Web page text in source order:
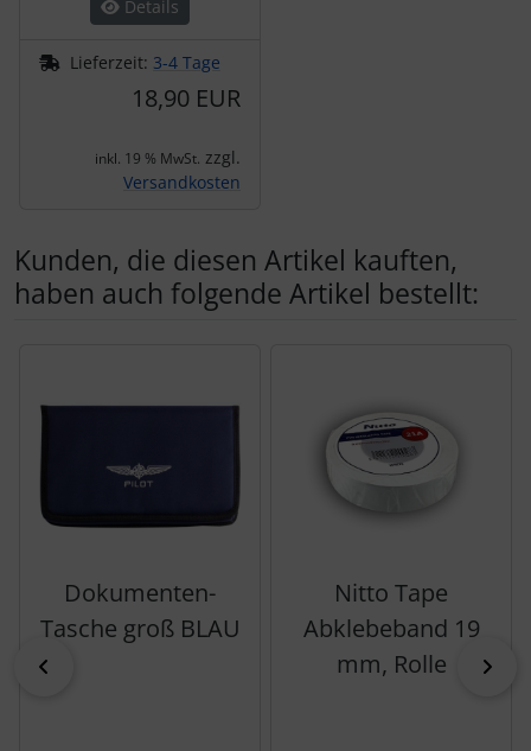
Details
Lieferzeit: 3-4 Tage
18,90 EUR
inkl. 19 % MwSt. zzgl.
Versandkosten
Kunden, die diesen Artikel kauften,
haben auch folgende Artikel bestellt:
Dokumenten-
Tasche groß BLAU
Nitto Tape
Abklebeband 19
mm, Rolle